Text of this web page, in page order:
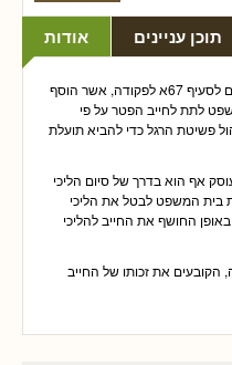
אודות תוכן עניינים
מטרת העבודה להציע פירוש ויישום ראויים לסעיף 67א לפקודה, אשר הוסף
לתת לחייב הפטר על פי
פשיטת הרגל כדי להביא תועלת
בסעיף 55 לפקודה העוסק אף הוא בדרך של סיום הליכי
בית המשפט לבטל את הליכי
החושף את החייב להליכי
סעיפים 61 - 63 לפקודה, הקובעים את זכותו של החייב